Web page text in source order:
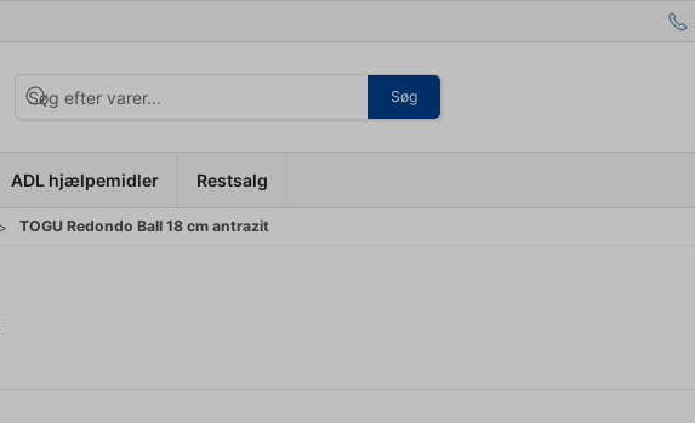
Søg
ADL hjælpemidler Restsalg
TOGU Redondo Ball 18 cm antrazit